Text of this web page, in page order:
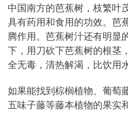
中国南方的芭蕉树，枝繁叶
具有药用和食用的功效。芭
腾作用。芭蕉树汁还有明显
下，用刀砍下芭蕉树的根茎
全无毒，清热解渴，比饮用
如果能找到棕榈植物、葡萄
五味子藤等藤本植物的果实